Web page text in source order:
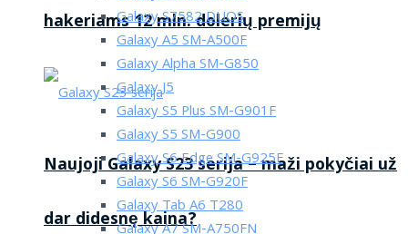
hakeriams 12 mln. dolerių premijų
Naujoji Galaxy S23 serija – maži pokyčiai už
dar didesnę kaina?
Galaxy S7582 DUOS
Galaxy A5 SM-A500F
Galaxy Alpha SM-G850
Galaxy J5
Galaxy S5 Plus SM-G901F
Galaxy S5 SM-G900
Galaxy S6 Edge SM-G925F
Galaxy S6 SM-G920F
Galaxy Tab A6 T280